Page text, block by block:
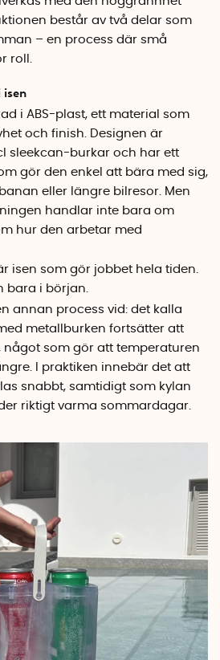
består av två delar som
– en process där små
roll.
i ABS-plast, ett material som
och finish. Designen är
sleekcan-burkar och har ett
gör den enkel att bära med sig,
eller längre bilresor. Men
handlar inte bara om
hur den arbetar med
isen som gör jobbet hela tiden.
bara i början.
annan process vid: det kalla
metallburken fortsätter att
något som gör att temperaturen
I praktiken innebär det att
snabbt, samtidigt som kylan
riktigt varma sommardagar.